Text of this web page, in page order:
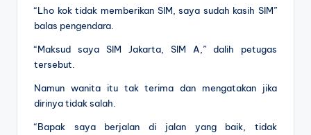
“Lho kok tidak memberikan SIM, saya sudah kasih SIM”
balas pengendara.
“Maksud saya SIM Jakarta, SIM A,” dalih petugas
tersebut.
Namun wanita itu tak terima dan mengatakan jika
dirinya tidak salah.
“Bapak saya berjalan di jalan yang baik, tidak